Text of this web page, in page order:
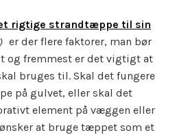
rigtige strandtæppe til sin
er der flere faktorer, man bør
og fremmest er det vigtigt at
bruges til. Skal det fungere
på gulvet, eller skal det
element på væggen eller
at bruge tæppet som et